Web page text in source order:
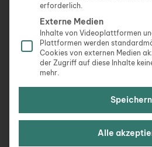
sein.“
„Die besten Reisen sind
selbst verliert und dann
„Reisen bedeutet, dass
um einen anderen zu
„Reisen führt uns zu uns
Camus
„Das Leben ist zu kurz, um
sehen.“
„Reisen ist die beste
erforderlich.
Externe Medien
Inhalte von Videoplattformen
Plattformen werden
Cookies von externen Medien
der Zugriff auf diese Inhalte
mehr.
Speichern
Alle